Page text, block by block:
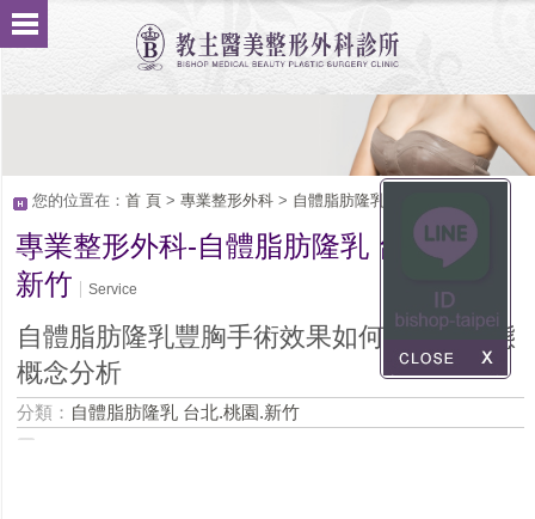
您的位置在： 首 頁> 專業整形外科> 自體脂肪隆乳 台北.桃園.新竹
專業整形外科-自體脂肪隆乳 台北.桃園.
新竹
Service
自體脂肪隆乳豐胸手術效果如何？完美體態
概念分析
分類： 自體脂肪隆乳 台北.桃園.新竹